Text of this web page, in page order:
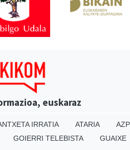
euskaraz
IRRATIA ATARIA
GOIERRI TELEBISTA GUAIXE